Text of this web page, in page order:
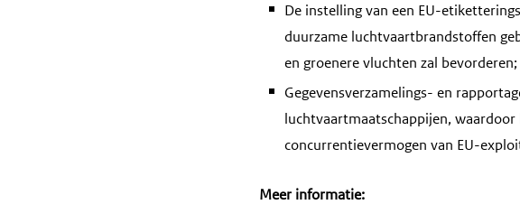
De instelling van een EU-
duurzame luchtvaartbrandstoffen
en groenere vluchten zal bevorderen;
Gegevensverzamelings- en
luchtvaartmaatschappijen,
concurrentievermogen van EU-
Meer informatie: